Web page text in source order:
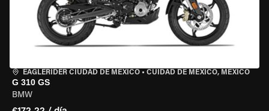
EAGLERIDER CIUDAD DE MÉXICO • CUIDAD DE MEXICO, MEXICO
G 310 GS
BMW